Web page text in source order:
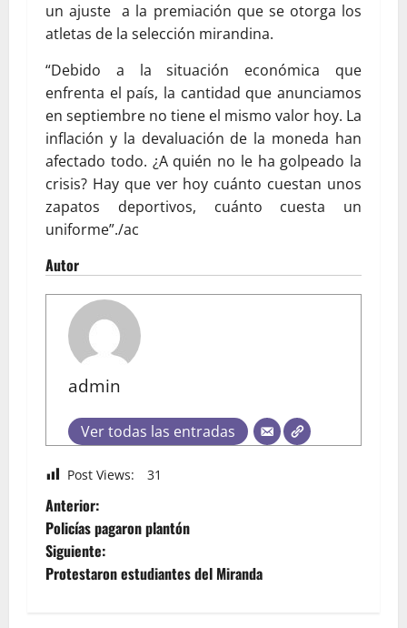
un ajuste a la premiación que se otorga los
atletas de la selección mirandina.
“Debido a la situación económica que
enfrenta el país, la cantidad que anunciamos
en septiembre no tiene el mismo valor hoy. La
inflación y la devaluación de la moneda han
afectado todo. ¿A quién no le ha golpeado la
crisis? Hay que ver hoy cuánto cuestan unos
zapatos deportivos, cuánto cuesta un
uniforme”./ac
Autor
admin
Ver todas las entradas
Post Views: 31
Anterior:
Policías pagaron plantón
Siguiente:
Protestaron estudiantes del Miranda